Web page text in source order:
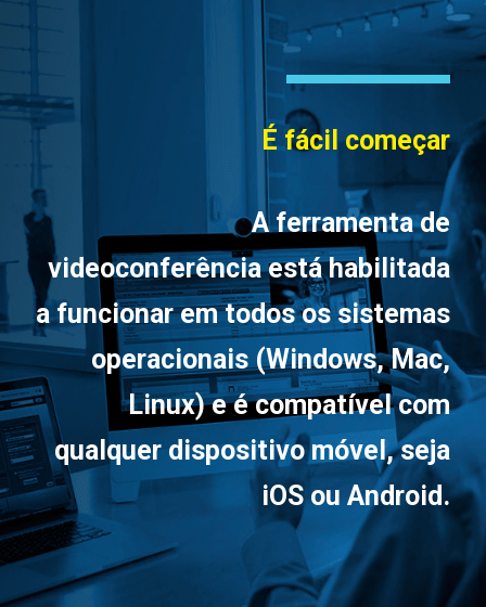
É fácil começar
A ferramenta de
videoconferência está habilitada
a funcionar em todos os sistemas
operacionais (Windows, Mac,
Linux) e é compatível com
qualquer dispositivo móvel, seja
iOS ou Android.